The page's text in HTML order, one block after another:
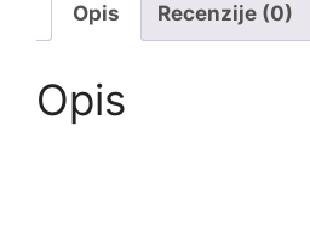
Opis Recenzije (0)
Opis